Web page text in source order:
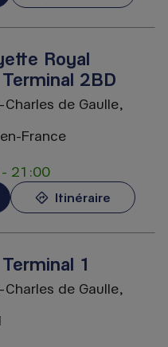
Royal
2BD
de Gaulle,
France
21:00
Itinéraire
1
de Gaulle,